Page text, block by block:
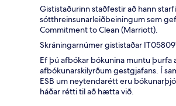
Gististaðurinn staðfestir að hann
sótthreinsunarleiðbeiningum sem
Commitment to Clean (Marriott).
Skráningarnúmer gististaðar
Ef þú afbókar bókunina muntu þurfa
afbókunarskilyrðum gestgjafans. Í
ESB um neytendarétt eru
háðar rétti til að hætta við.